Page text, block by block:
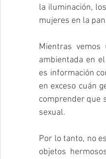
la iluminación,
mujeres en la
Mientras
ambientada en el
es información
en exceso cuán
comprender que
sexual.
Por lo tanto, no
objetos